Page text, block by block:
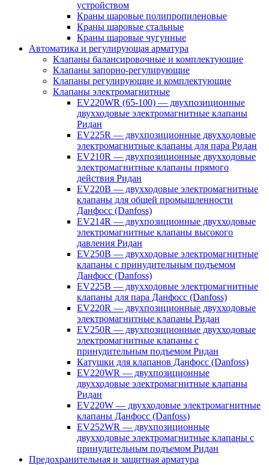
устройством
Краны шаровые полипропиленовые
Краны шаровые стальные
Краны шаровые чугунные
Автоматика и регулирующая арматура
Клапаны балансировочные и комплектующие
Клапаны запорно-регулирующие
Клапаны регулирующие и комплектующие
Клапаны электромагнитные
EV220WR (65-100) — двухпозиционные
двухходовые электромагнитные клапаны
Ридан
EV225R — двухпозиционные двухходовые
электромагнитные клапаны для пара Ридан
EV210R — двухпозиционные двухходовые
электромагнитные клапаны прямого
действия Ридан
EV220B — двухходовые электромагнитные
клапаны для общей промышленности
Данфосс (Danfoss)
EV214R — двухпозиционные двухходовые
электромагнитные клапаны высокого
давления Ридан
EV250B — двухходовые электромагнитные
клапаны с принудительным подъемом
Данфосс (Danfoss)
EV225B — двухходовые электромагнитные
клапаны для пара Данфосс (Danfoss)
EV220R — двухпозиционные двухходовые
электромагнитные клапаны Ридан
EV250R — двухпозиционные двухходовые
электромагнитные клапаны с
принудительным подъемом Ридан
Катушки для клапанов Данфосс (Danfoss)
EV220WR — двухпозиционные
двухходовые электромагнитные клапаны
Ридан
EV220W — двухходовые электромагнитные
клапаны Данфосс (Danfoss)
EV252WR — двухпозиционные
двухходовые электромагнитные клапаны с
принудительным подъемом Ридан
Предохранительная и защитная арматура